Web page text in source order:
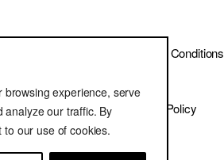
experience, serve
analyze our traffic. By
to our use of cookies.
Terms & Conditions
Privacy Policy